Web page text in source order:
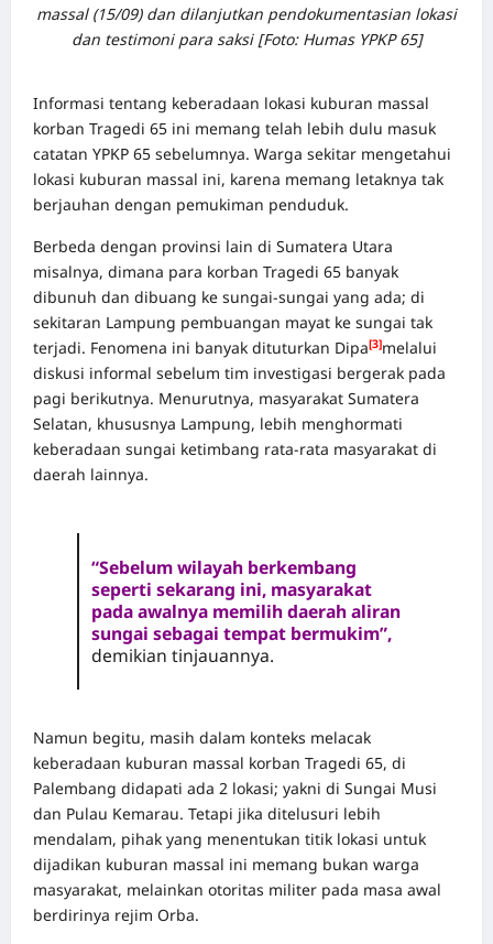
massal (15/09) dan dilanjutkan pendokumentasian lokasi
dan testimoni para saksi [Foto: Humas YPKP 65]
Informasi tentang keberadaan lokasi kuburan massal
korban Tragedi 65 ini memang telah lebih dulu masuk
catatan YPKP 65 sebelumnya. Warga sekitar mengetahui
lokasi kuburan massal ini, karena memang letaknya tak
berjauhan dengan pemukiman penduduk.
Berbeda dengan provinsi lain di Sumatera Utara
misalnya, dimana para korban Tragedi 65 banyak
dibunuh dan dibuang ke sungai-sungai yang ada; di
sekitaran Lampung pembuangan mayat ke sungai tak
terjadi. Fenomena ini banyak dituturkan Dipa[3]melalui
diskusi informal sebelum tim investigasi bergerak pada
pagi berikutnya. Menurutnya, masyarakat Sumatera
Selatan, khususnya Lampung, lebih menghormati
keberadaan sungai ketimbang rata-rata masyarakat di
daerah lainnya.
“Sebelum wilayah berkembang
seperti sekarang ini, masyarakat
pada awalnya memilih daerah aliran
sungai sebagai tempat bermukim”,
demikian tinjauannya.
Namun begitu, masih dalam konteks melacak
keberadaan kuburan massal korban Tragedi 65, di
Palembang didapati ada 2 lokasi; yakni di Sungai Musi
dan Pulau Kemarau. Tetapi jika ditelusuri lebih
mendalam, pihak yang menentukan titik lokasi untuk
dijadikan kuburan massal ini memang bukan warga
masyarakat, melainkan otoritas militer pada masa awal
berdirinya rejim Orba.